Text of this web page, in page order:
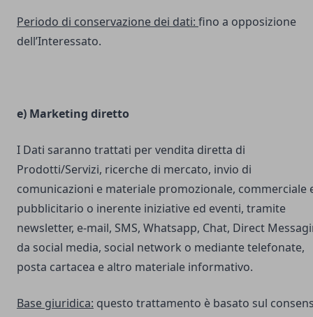
Periodo di conservazione dei dati: fino a opposizione
dell’Interessato.
e) Marketing diretto
I Dati saranno trattati per vendita diretta di
Prodotti/Servizi, ricerche di mercato, invio di
comunicazioni e materiale promozionale, commerciale
pubblicitario o inerente iniziative ed eventi, tramite
newsletter, e-mail, SMS, Whatsapp, Chat, Direct
da social media, social network o mediante telefonate,
posta cartacea e altro materiale informativo.
Base giuridica: questo trattamento è basato sul